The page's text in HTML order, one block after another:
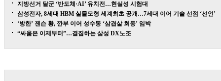
지방선거 달군 ‘반도체·AI’ 유치전…현실성 시험대
삼성전자, 8세대 HBM 실물모형 세계최초 공개…7세대 이어 기술 선점 ‘선언’
‘방한’ 젠슨 황, 깐부 이어 성수동 ‘삼겹살 회동’ 임박
“싸움은 이제부터”…결집하는 삼성 DX노조